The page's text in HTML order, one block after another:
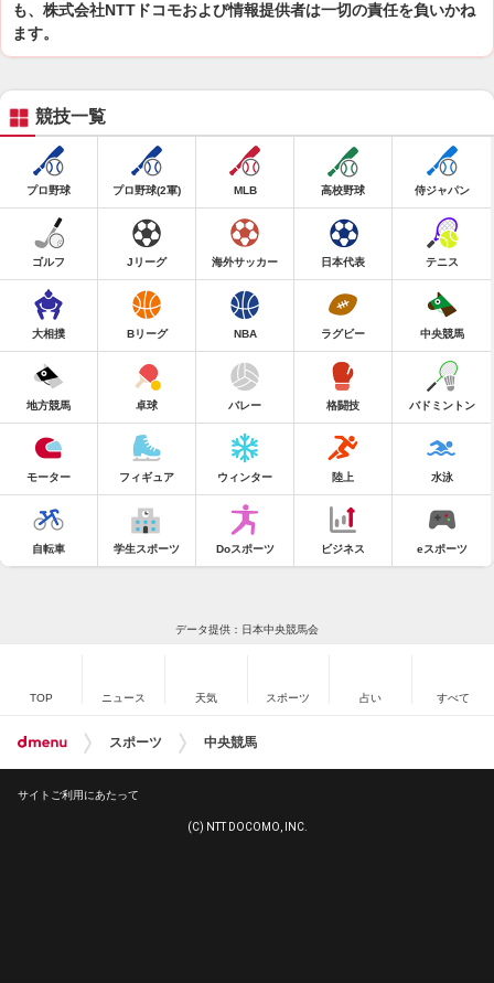
も、株式会社NTTドコモおよび情報提供者は一切の責任を負いかね
ます。
競技一覧
プロ野球 プロ野球(2軍) MLB 高校野球 侍ジャパン
ゴルフ Jリーグ 海外サッカー 日本代表 テニス
大相撲 Bリーグ NBA ラグビー 中央競馬
地方競馬 卓球 バレー 格闘技 バドミントン
モーター フィギュア ウィンター 陸上 水泳
自転車 学生スポーツ Doスポーツ ビジネス eスポーツ
データ提供：日本中央競馬会
TOP ニュース 天気 スポーツ 占い すべて
スポーツ 中央競馬
サイトご利用にあたって
(C) NTT DOCOMO, INC.